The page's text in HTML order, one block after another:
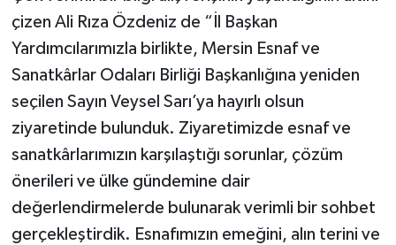
çizen Ali Rıza Özdeniz de “İl Başkan
Yardımcılarımızla birlikte, Mersin Esnaf ve
Sanatkârlar Odaları Birliği Başkanlığına yeniden
seçilen Sayın Veysel Sarı’ya hayırlı olsun
ziyaretinde bulunduk. Ziyaretimizde esnaf ve
sanatkârlarımızın karşılaştığı sorunlar, çözüm
önerileri ve ülke gündemine dair
değerlendirmelerde bulunarak verimli bir sohbet
gerçekleştirdik. Esnafımızın emeğini, alın terini ve